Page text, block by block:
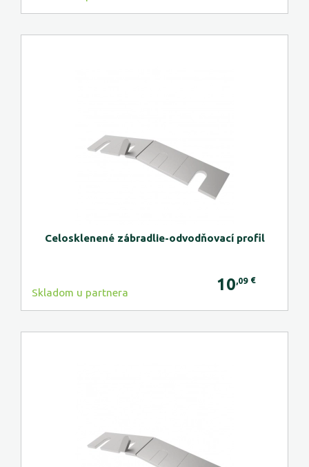
Celosklenené zábradlie-odvodňovací profil
Skladom u partnera 10 ,09 €